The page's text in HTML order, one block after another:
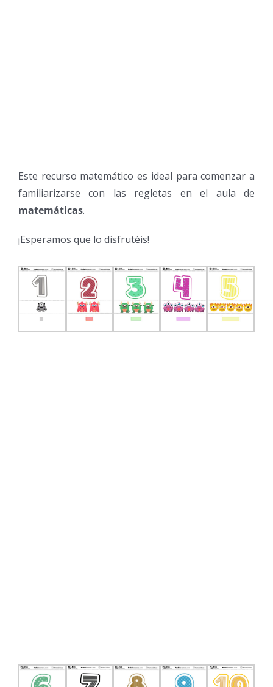
Este recurso matemático es ideal para comenzar a
familiarizarse con las regletas en el aula de
matemáticas.
¡Esperamos que lo disfrutéis!